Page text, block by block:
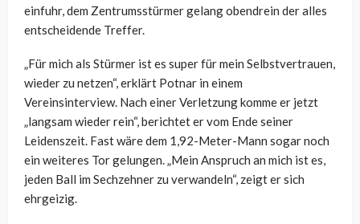
einfuhr, dem Zentrumsstürmer gelang obendrein der alles
entscheidende Treffer.
„Für mich als Stürmer ist es super fürmein Selbstvertrauen,
wieder zu netzen“, erklärt Potnar in einem
Vereinsinterview. Nach einer Verletzung komme er jetzt
„langsam wieder rein“, berichtet er vom Ende seiner
Leidenszeit. Fast wäre dem 1,92-Meter-Mann sogar noch
ein weiteres Tor gelungen. „Mein Anspruch an mich ist es,
jeden Ball im Sechzehner zu verwandeln“, zeigt er sich
ehrgeizig.